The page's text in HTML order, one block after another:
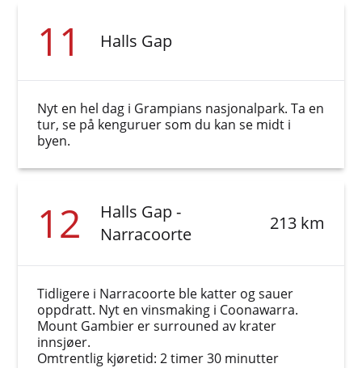
11 Halls Gap
Nyt en hel dag i Grampians nasjonalpark. Ta en
tur, se på kenguruer som du kan se midt i
byen.
12
Halls Gap -
Narracoorte
213 km
Tidligere i Narracoorte ble katter og sauer
oppdratt. Nyt en vinsmaking i Coonawarra.
Mount Gambier er surrouned av krater
innsjøer.
Omtrentlig kjøretid: 2 timer 30 minutter